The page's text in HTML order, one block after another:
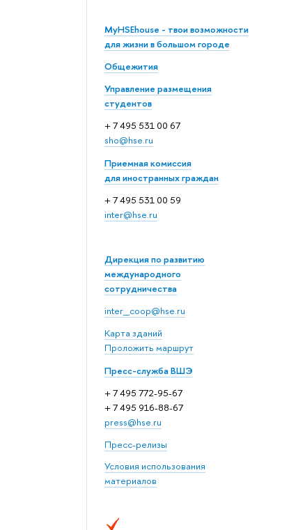
MyHSEhouse - твои возможности
для жизни в большом городе
Общежития
Управление размещения
студентов
+ 7 495 531 00 67
sho@hse.ru
Приемная комиссия
для иностранных граждан
+ 7 495 531 00 59
inter@hse.ru
Дирекция по развитию
международного
сотрудничества
inter_coop@hse.ru
Карта зданий
Проложить маршрут
Пресс-служба ВШЭ
+ 7 495 772-95-67
+ 7 495 916-88-67
press@hse.ru
Пресс-релизы
Условия использования
материалов